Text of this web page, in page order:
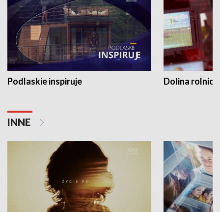
Podlaskie inspiruje Dolina
INNE